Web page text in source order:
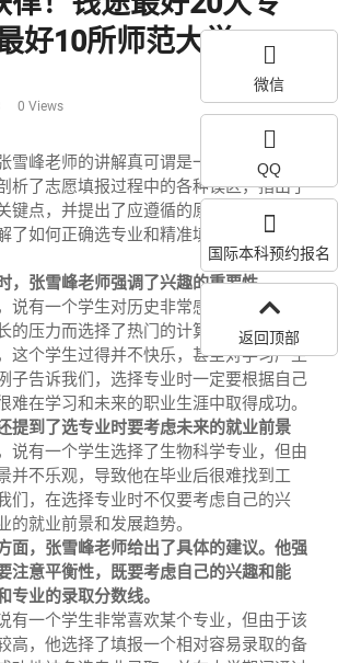
好10所师范大学...
0 Views
雪峰老师的讲解真可谓是一针见血，让人
析了志愿填报过程中的各种误区，指出了
键点，并提出了应遵循的原则。更为重要
了如何正确选专业和精准填报的具体方
，张雪峰老师强调了兴趣的重要性
说有一个学生对历史非常感兴趣，但在选
的压力而选择了热门的计算机专业。结
这个学生过得并不快乐，甚至对学习产生
子告诉我们，选择专业时一定要根据自己
难在学习和未来的职业生涯中取得成功。
提到了选专业时要考虑未来的就业前景
说有一个学生选择了生物科学专业，但由
并不乐观，导致他在毕业后很难找到工
们，在选择专业时不仅要考虑自己的兴
的就业前景和发展趋势。
面，张雪峰老师给出了具体的建议。他强
注意平衡性，既要考虑自己的兴趣和能
专业的录取分数线。
有一个学生非常喜欢某个专业，但由于该
高，他选择了填报一个相对容易录取的备
微信
QQ
国际本科预约报名
返回顶部